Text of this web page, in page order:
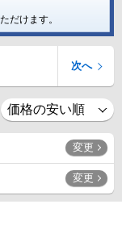
だけます。
次へ
変更
変更